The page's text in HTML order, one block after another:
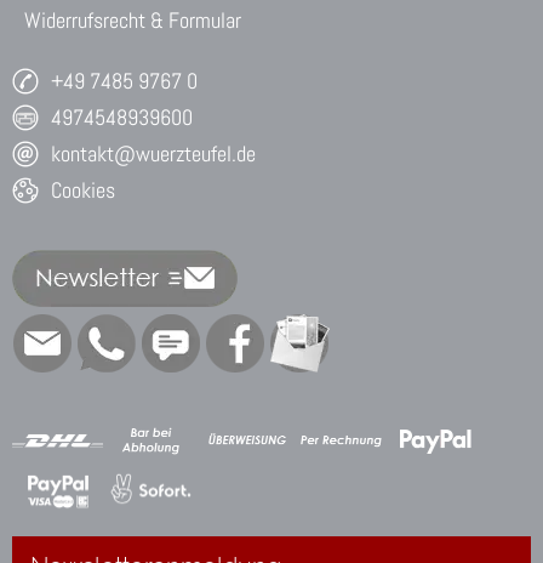
Widerrufsrecht & Formular
+49 7485 9767 0
4974548939600
kontakt@wuerzteufel.de
Cookies